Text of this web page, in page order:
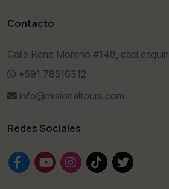
Contacto
Calle Rene Moreno #148, casi
+591 78516312
info@misionaltours.com
Redes Sociales